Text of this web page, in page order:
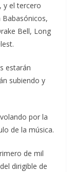
y el tercero
Babasónicos,
Bell, Long
estarán
subiendo y
por la
de la música.
de mil
dirigible de